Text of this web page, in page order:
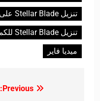
تنزيل Stellar Blade على جهاز الكمبيوتر
تنزيل Stellar Blade للكمبيوتر برابط مباشر
ميديا فاير
Previous: